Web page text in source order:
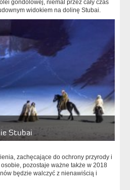
gondolowej, niemal przez cały czas
widokiem na dolinę Stubai.
Stubai
zachęcające do ochrony przyrody i
pozostaje ważne także w 2018
będzie walczyć z nienawiścią i